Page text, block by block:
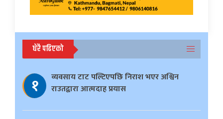
धेरै पढिएको
१
व्यवसाय टाट पल्टिएपछि निराश भएर अश्विन
राउतद्वारा आत्मदाह प्रयास